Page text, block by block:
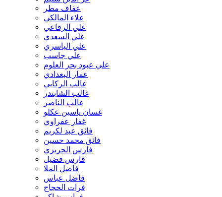
نجلاء مهدي بحر
نخبة من الباحثين
نورية ناصر
هادي الخزرجي
هادي رزاق الحزرجي
هادي رزاق الخزرجي
هادي مشعان ربيع
هاني السيلاوي
هديل الغزالي
هيام علي المرهج
هيام علي المرهج
وفاء عبد الرزاق
ياسين مجيد
يحي محمد
عفاف مطر
علاء المالكي
علي الرفاعي
علي السعدي
علي الياسري
علي جاسب
علي عبود بحر العلوم
عمار البغدادي
غالب الركابي
غالب الشابندر
غالب الناصر
غسان ياسين عكلو
غفار عفراوي
فائق عبد لكريم
فائق محمد حسين
فارس الحريزي
فارس فضيل
فاضل الملا
فاضل عباس
فرات الحجاج